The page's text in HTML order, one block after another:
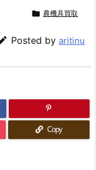
 農機具買取
Posted by aritinu
Copy